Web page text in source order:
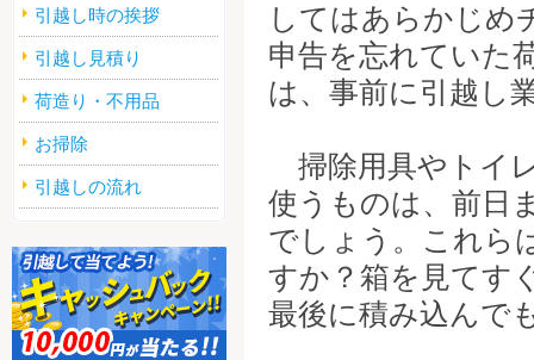
してはあらかじめ
申告を忘れていた
は、事前に引越し
掃除用具やトイ
使うものは、前日
でしょう。これら
すか？箱を見てす
最後に積み込んで
引越し時の挨拶
引越し見積り
荷造り・不用品
お掃除
引越しの流れ